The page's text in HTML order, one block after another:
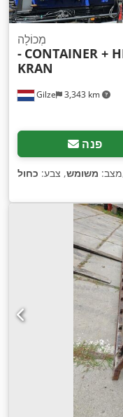
Gilze 3,343 km
מְכוֹלָה
- CONTAINER +
KRAN
פנה
מצב: משומש, צבע: כחול